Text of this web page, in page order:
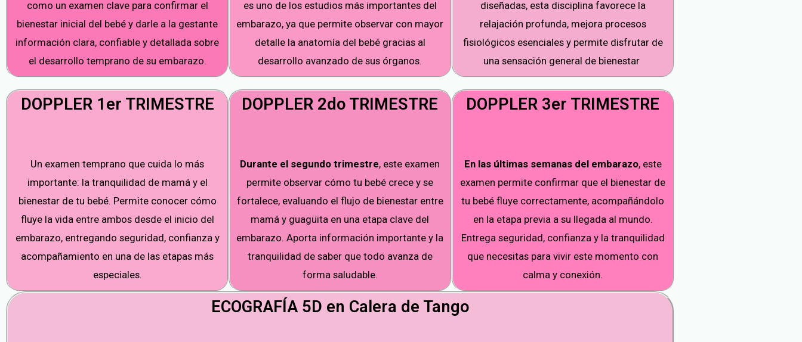
como un examen clave para confirmar el
bienestar inicial del bebé y darle a la gestante
información clara, confiable y detallada sobre
el desarrollo temprano de su embarazo.
es uno de los estudios más importantes del
embarazo, ya que permite observar con mayor
detalle la anatomía del bebé gracias al
desarrollo avanzado de sus órganos.
diseñadas, esta disciplina favorece la
relajación profunda, mejora procesos
fisiológicos esenciales y permite disfrutar de
una sensación general de bienestar
DOPPLER 1er TRIMESTRE
Un examen temprano que cuida lo más
importante: la tranquilidad de mamá y el
bienestar de tu bebé. Permite conocer cómo
fluye la vida entre ambos desde el inicio del
embarazo, entregando seguridad, confianza y
acompañamiento en una de las etapas más
especiales.
DOPPLER 2do TRIMESTRE
Durante el segundo trimestre, este examen
permite observar cómo tu bebé crece y se
fortalece, evaluando el flujo de bienestar entre
mamá y guagüita en una etapa clave del
embarazo. Aporta información importante y la
tranquilidad de saber que todo avanza de
forma saludable.
DOPPLER 3er TRIMESTRE
En las últimas semanas del embarazo, este
examen permite confirmar que el bienestar de
tu bebé fluye correctamente, acompañándolo
en la etapa previa a su llegada al mundo.
Entrega seguridad, confianza y la tranquilidad
que necesitas para vivir este momento con
calma y conexión.
ECOGRAFÍA 5D en Calera de Tango